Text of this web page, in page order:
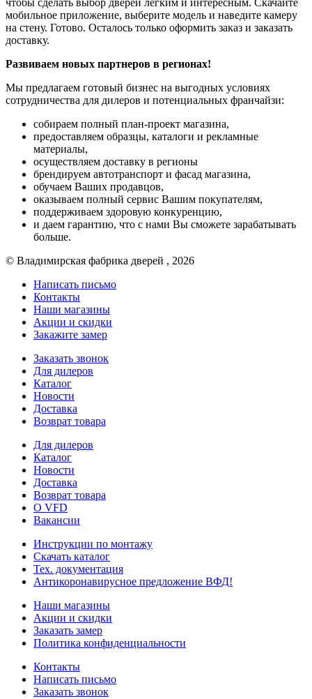
чтобы сделать выбор дверей легким и интересным. Скачайте
мобильное приложение, выберите модель и наведите камеру
на стену. Готово. Осталось только оформить заказ и заказать
доставку.
Развиваем новых партнеров в регионах!
Мы предлагаем готовый бизнес на выгодных условиях
сотрудничества для дилеров и потенциальных франчайзи:
собираем полный план-проект магазина,
предоставляем образцы, каталоги и рекламные
материалы,
осуществляем доставку в регионы
брендируем автотранспорт и фасад магазина,
обучаем Ваших продавцов,
оказываем полный сервис Вашим покупателям,
поддерживаем здоровую конкуренцию,
и даем гарантию, что с нами Вы сможете зарабатывать
больше.
© Владимирская фабрика дверей , 2026
Написать письмо
Контакты
Наши магазины
Акции и скидки
Закажите замер
Заказать звонок
Для дилеров
Каталог
Новости
Доставка
Возврат товара
Для дилеров
Каталог
Новости
Доставка
Возврат товара
О VFD
Вакансии
Инструкции по монтажу
Скачать каталог
Тех. документация
Антикоронавирусное предложение ВФД!
Наши магазины
Акции и скидки
Заказать замер
Политика конфиденциальности
Контакты
Написать письмо
Заказать звонок